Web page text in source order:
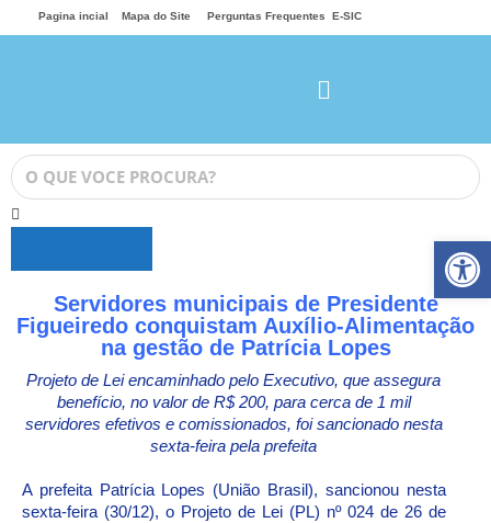
Pagina incial Mapa do Site Perguntas Frequentes E-SIC
Servidores municipais de Presidente
Figueiredo conquistam Auxílio-Alimentação
na gestão de Patrícia Lopes
Projeto de Lei encaminhado pelo Executivo, que assegura
benefício, no valor de R$ 200, para cerca de 1 mil
servidores efetivos e comissionados, foi sancionado nesta
sexta-feira pela prefeita
A prefeita Patrícia Lopes (União Brasil), sancionou nesta
sexta-feira (30/12), o Projeto de Lei (PL) nº 024 de 26 de